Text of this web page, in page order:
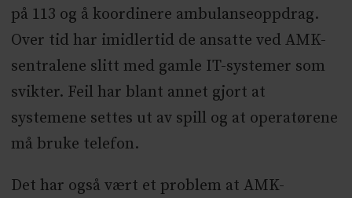
på 113 og å koordinere ambulanseoppdrag.
Over tid har imidlertid de ansatte ved AMK-
sentralene slitt med gamle IT-systemer som
svikter. Feil har blant annet gjort at
systemene settes ut av spill og at operatørene
må bruke telefon.
Det har også vært et problem at AMK-